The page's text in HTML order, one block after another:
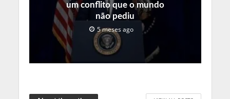
um conflito que o mundo
não pediu
5 meses ago